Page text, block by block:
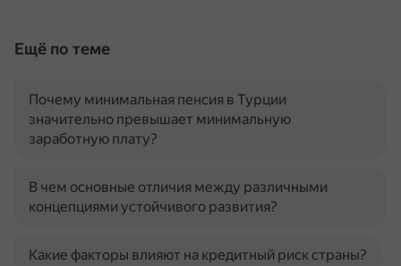
Ещё по теме
Почему минимальная пенсия в Турции
значительно превышает минимальную
заработную плату?
В чем основные отличия между различными
концепциями устойчивого развития?
Какие факторы влияют на кредитный риск страны?